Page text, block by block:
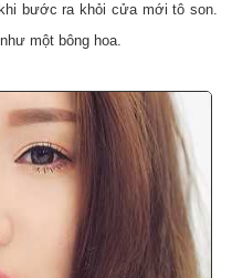
bước ra khỏi cửa mới tô son.
một bông hoa.